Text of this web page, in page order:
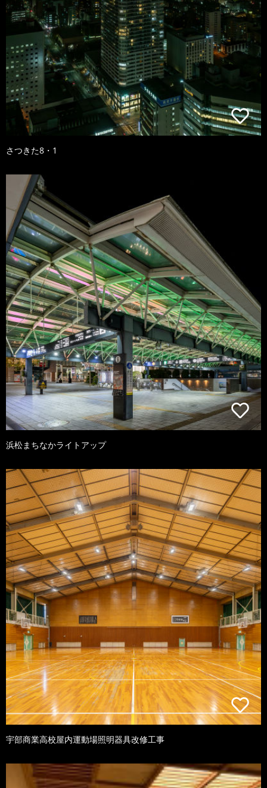
さつきた8・1
浜松まちなかライトアップ
宇部商業高校屋内運動場照明器具改修工事